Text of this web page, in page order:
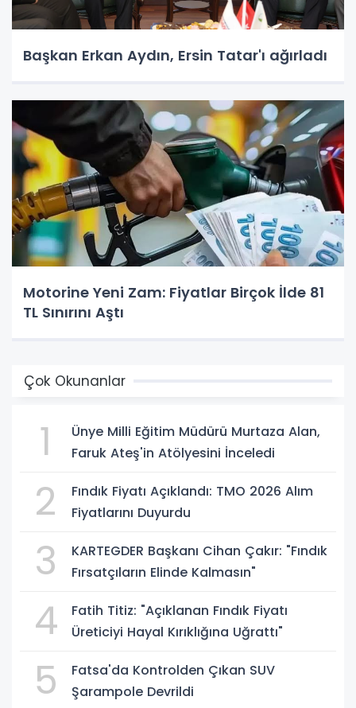
Başkan Erkan Aydın, Ersin Tatar'ı ağırladı
Motorine Yeni Zam: Fiyatlar Birçok İlde 81
TL Sınırını Aştı
Çok Okunanlar
1
Ünye Milli Eğitim Müdürü Murtaza Alan,
Faruk Ateş'in Atölyesini İnceledi
2
Fındık Fiyatı Açıklandı: TMO 2026 Alım
Fiyatlarını Duyurdu
3
KARTEGDER Başkanı Cihan Çakır: "Fındık
Fırsatçıların Elinde Kalmasın"
4
Fatih Titiz: "Açıklanan Fındık Fiyatı
Üreticiyi Hayal Kırıklığına Uğrattı"
5
Fatsa'da Kontrolden Çıkan SUV
Şarampole Devrildi